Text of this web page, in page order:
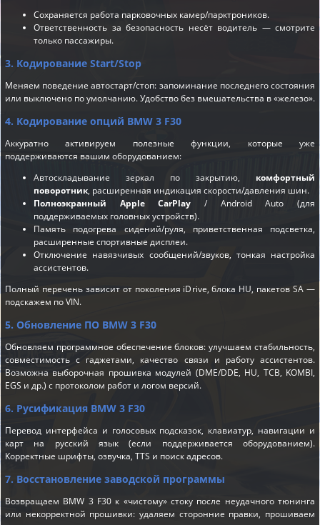
Сохраняется работа парковочных камер/парктроников.
Ответственность за безопасность несёт водитель — смотрите
только пассажиры.
3. Кодирование Start/Stop
Меняем поведение автостарт/стоп: запоминание последнего состояния
или выключено по умолчанию. Удобство без вмешательства в «железо».
4. Кодирование опций BMW 3 F30
Аккуратно активируем полезные функции, которые уже
поддерживаются вашим оборудованием:
Автоскладывание зеркал по закрытию, комфортный
поворотник, расширенная индикация скорости/давления шин.
Полноэкранный Apple CarPlay / Android Auto (для
поддерживаемых головных устройств).
Память подогрева сидений/руля, приветственная подсветка,
расширенные спортивные дисплеи.
Отключение навязчивых сообщений/звуков, тонкая настройка
ассистентов.
Полный перечень зависит от поколения iDrive, блока HU, пакетов SA —
подскажем по VIN.
5. Обновление ПО BMW 3 F30
Обновляем программное обеспечение блоков: улучшаем стабильность,
совместимость с гаджетами, качество связи и работу ассистентов.
Возможна выборочная прошивка модулей (DME/DDE, HU, TCB, KOMBI,
EGS и др.) с протоколом работ и логом версий.
6. Русификация BMW 3 F30
Перевод интерфейса и голосовых подсказок, клавиатур, навигации и
карт на русский язык (если поддерживается оборудованием).
Корректные шрифты, озвучка, TTS и поиск адресов.
7. Восстановление заводской программы
Возвращаем BMW 3 F30 к «чистому» стоку после неудачного тюнинга
или некорректной прошивки: удаляем сторонние правки, прошиваем